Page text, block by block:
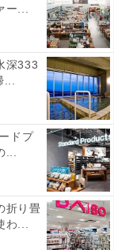
食べる習慣があ
ってみた所、美
塩味とお餅がよ
すが、言い方
だく新巻鮭の残
りと聞きました
塩をすり込み、
したもの。塩
...
深333
ドプ
折り畳
...